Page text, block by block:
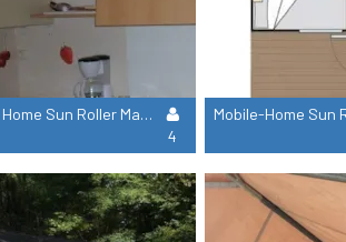
Mobil Home Sun Roller Marina
4